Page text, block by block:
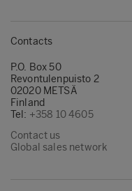
Contacts
P.O. Box 50
Revontulenpuisto 2
02020 METSÄ
Finland
Tel: +358 10 4605
Contact us
Global sales network